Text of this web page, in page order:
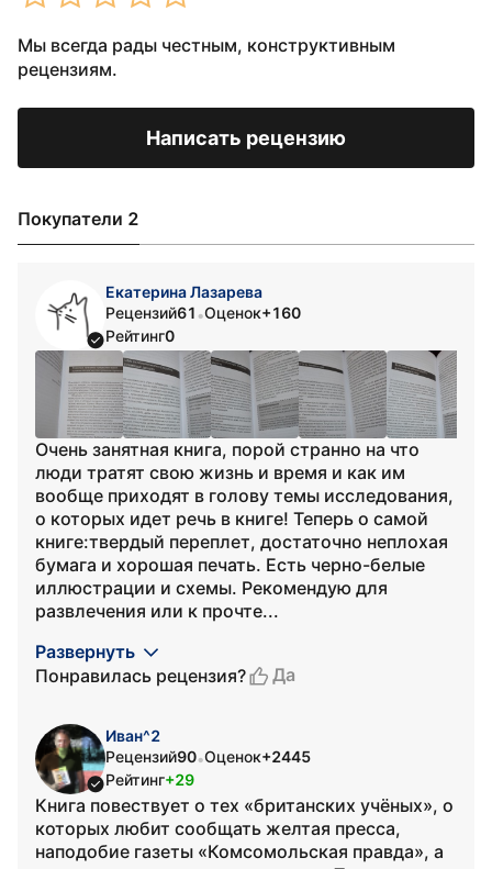
Мы всегда рады честным, конструктивным
рецензиям.
Написать рецензию
Покупатели 2
Екатерина Лазарева
Рецензий61 •Оценок+160
Рейтинг0
Очень занятная книга, порой странно на что
люди тратят свою жизнь и время и как им
вообще приходят в голову темы исследования,
о которых идет речь в книге! Теперь о самой
книге:твердый переплет, достаточно неплохая
бумага и хорошая печать. Есть черно-белые
иллюстрации и схемы. Рекомендую для
развлечения или к прочте...
Развернуть
Понравилась рецензия?
Да
Иван^2
Рецензий90•Оценок+2445
Рейтинг+29
Книга повествует о тех «британских учёных», о
которых любит сообщать желтая пресса,
наподобие газеты «Комсомольская правда», а